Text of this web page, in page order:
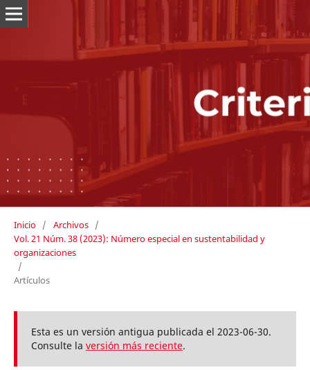
Inicio / Archivos /
Vol. 21 Núm. 38 (2023): Número especial en sustentabilidad y
organizaciones
/
Artículos
Esta es un versión antigua publicada el 2023-06-30.
Consulte la versión más reciente.